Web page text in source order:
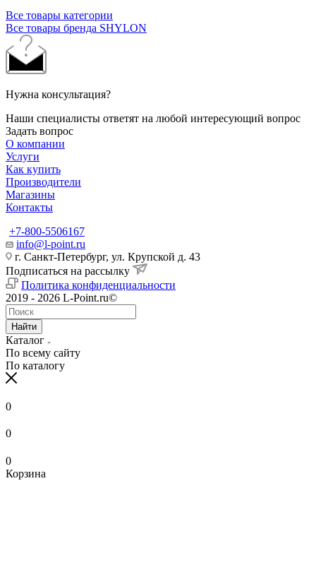
Все товары категории
Все товары бренда SHYLON
Нужна консультация?
Наши специалисты ответят на любой интересующий вопрос
Задать вопрос
О компании
Услуги
Как купить
Производители
Магазины
Контакты
+7-800-5506167
info@l-point.ru
г. Санкт-Петербург, ул. Крупской д. 43
Подписаться на рассылку
Политика конфиденциальности
2019 - 2026 L-Point.ru©
Найти
Каталог
По всему сайту
По каталогу
0
0
0
Корзина